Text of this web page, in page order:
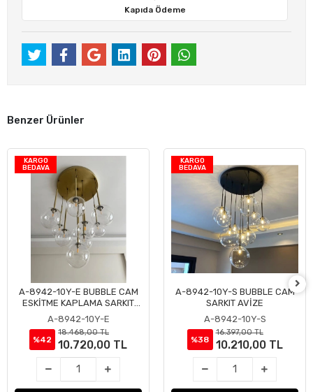
Kapıda Ödeme
Benzer Ürünler
KARGO
BEDAVA
Sepete Ekle
A-8942-10Y-E BUBBLE CAM
ESKİTME KAPLAMA SARKIT
AVİZE
A-8942-10Y-E
%42
18.468,00 TL
10.720,00 TL
KARGO
BEDAVA
Sepete Ekle
A-8942-10Y-S BUBBLE CAM
SARKIT AVİZE
A-8942-10Y-S
%38
16.397,00 TL
10.210,00 TL